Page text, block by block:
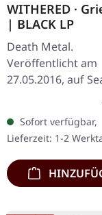
WITHERED ·
| BLACK LP
Death Metal.
Veröffentlicht am
27.05.2016, auf
Activists.
Withered liefern
"Grief Relic" ein…
Sofort verfügbar,
Lieferzeit: 1-2